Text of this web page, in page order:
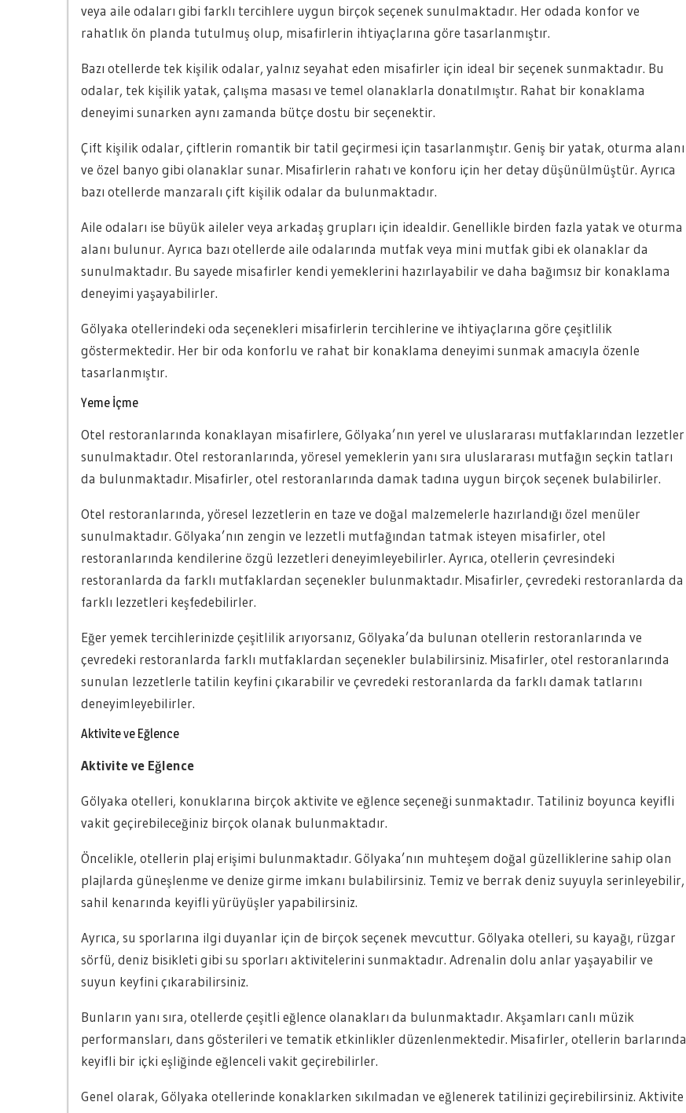
veya aile odaları gibi farklı tercihlere uygun birçok seçenek sunulmaktadır. Her odada konfor ve
rahatlık ön planda tutulmuş olup, misafirlerin ihtiyaçlarına göre tasarlanmıştır.
Bazı otellerde tek kişilik odalar, yalnız seyahat eden misafirler için ideal bir seçenek sunmaktadır. Bu
odalar, tek kişilik yatak, çalışma masası ve temel olanaklarla donatılmıştır. Rahat bir konaklama
deneyimi sunarken aynı zamanda bütçe dostu bir seçenektir.
Çift kişilik odalar, çiftlerin romantik bir tatil geçirmesi için tasarlanmıştır. Geniş bir yatak, oturma alanı
ve özel banyo gibi olanaklar sunar. Misafirlerin rahatı ve konforu için her detay düşünülmüştür. Ayrıca
bazı otellerde manzaralı çift kişilik odalar da bulunmaktadır.
Aile odaları ise büyük aileler veya arkadaş grupları için idealdir. Genellikle birden fazla yatak ve oturma
alanı bulunur. Ayrıca bazı otellerde aile odalarında mutfak veya mini mutfak gibi ek olanaklar da
sunulmaktadır. Bu sayede misafirler kendi yemeklerini hazırlayabilir ve daha bağımsız bir konaklama
deneyimi yaşayabilirler.
Gölyaka otellerindeki oda seçenekleri misafirlerin tercihlerine ve ihtiyaçlarına göre çeşitlilik
göstermektedir. Her bir oda konforlu ve rahat bir konaklama deneyimi sunmak amacıyla özenle
tasarlanmıştır.
Yeme İçme
Otel restoranlarında konaklayan misafirlere, Gölyaka’nın yerel ve uluslararası mutfaklarından lezzetler
sunulmaktadır. Otel restoranlarında, yöresel yemeklerin yanı sıra uluslararası mutfağın seçkin tatları
da bulunmaktadır. Misafirler, otel restoranlarında damak tadına uygun birçok seçenek bulabilirler.
Otel restoranlarında, yöresel lezzetlerin en taze ve doğal malzemelerle hazırlandığı özel menüler
sunulmaktadır. Gölyaka’nın zengin ve lezzetli mutfağından tatmak isteyen misafirler, otel
restoranlarında kendilerine özgü lezzetleri deneyimleyebilirler. Ayrıca, otellerin çevresindeki
restoranlarda da farklı mutfaklardan seçenekler bulunmaktadır. Misafirler, çevredeki restoranlarda da
farklı lezzetleri keşfedebilirler.
Eğer yemek tercihlerinizde çeşitlilik arıyorsanız, Gölyaka’da bulunan otellerin restoranlarında ve
çevredeki restoranlarda farklı mutfaklardan seçenekler bulabilirsiniz. Misafirler, otel restoranlarında
sunulan lezzetlerle tatilin keyfini çıkarabilir ve çevredeki restoranlarda da farklı damak tatlarını
deneyimleyebilirler.
Aktivite ve Eğlence
Aktivite ve Eğlence
Gölyaka otelleri, konuklarına birçok aktivite ve eğlence seçeneği sunmaktadır. Tatiliniz boyunca keyifli
vakit geçirebileceğiniz birçok olanak bulunmaktadır.
Öncelikle, otellerin plaj erişimi bulunmaktadır. Gölyaka’nın muhteşem doğal güzelliklerine sahip olan
plajlarda güneşlenme ve denize girme imkanı bulabilirsiniz. Temiz ve berrak deniz suyuyla serinleyebilir,
sahil kenarında keyifli yürüyüşler yapabilirsiniz.
Ayrıca, su sporlarına ilgi duyanlar için de birçok seçenek mevcuttur. Gölyaka otelleri, su kayağı, rüzgar
sörfü, deniz bisikleti gibi su sporları aktivitelerini sunmaktadır. Adrenalin dolu anlar yaşayabilir ve
suyun keyfini çıkarabilirsiniz.
Bunların yanı sıra, otellerde çeşitli eğlence olanakları da bulunmaktadır. Akşamları canlı müzik
performansları, dans gösterileri ve tematik etkinlikler düzenlenmektedir. Misafirler, otellerin barlarında
keyifli bir içki eşliğinde eğlenceli vakit geçirebilirler.
Genel olarak, Gölyaka otellerinde konaklarken sıkılmadan ve eğlenerek tatilinizi geçirebilirsiniz. Aktivite